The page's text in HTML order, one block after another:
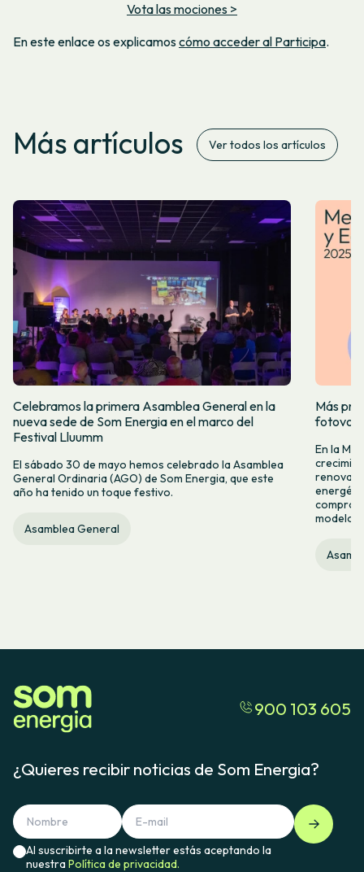
Vota las mociones >
En este enlace os explicamoscómo acceder al Participa.
Más artículos Ver todos los artículos
Celebramos la primera Asamblea General en la
nueva sede de Som Energia en el marco del
Festival Lluumm
El sábado 30 de mayo hemos celebrado la Asamblea
General Ordinaria (AGO) de Som Energia, que este
año ha tenido un toque festivo.
Asamblea General
Más
En la
modelo
900 103 605
¿Quieres recibir noticias de Som Energia?
Al suscribirte a la newsletter estás aceptando la
nuestraPolítica de privacidad.